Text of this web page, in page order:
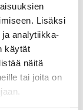
Lisäksi
analytiikka-
käytät
näitä
tai joita on
sekä korkealla
AC mittauksiin
LISÄÄ